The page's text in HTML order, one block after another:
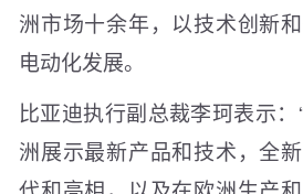
洲市场十余年，以技术创新
电动化发展。
比亚迪执行副总裁李珂表示
洲展示最新产品和技术，全